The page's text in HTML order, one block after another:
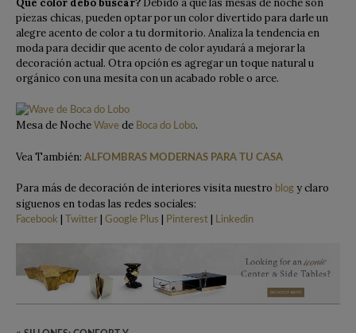
Que color debo buscar? Debido a que las mesas de noche son
piezas chicas, pueden optar por un color divertido para darle un
alegre acento de color a tu dormitorio. Analiza la tendencia en
moda para decidir que acento de color ayudará a mejorar la
decoración actual. Otra opción es agregar un toque natural u
orgánico con una mesita con un acabado roble o arce.
Mesa de Noche Wave de Boca do Lobo.
Vea También: ALFOMBRAS MODERNAS PARA TU CASA
Para más de decoración de interiores visita nuestro blog y claro
siguenos en todas las redes sociales:
Facebook | Twitter | Google Plus | Pinterest | Linkedin